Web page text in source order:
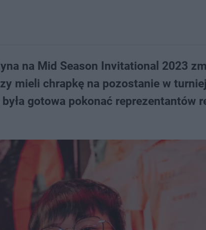
na Mid Season Invitational 2023
mieli chrapkę na pozostanie w
gotowa pokonać reprezentantów